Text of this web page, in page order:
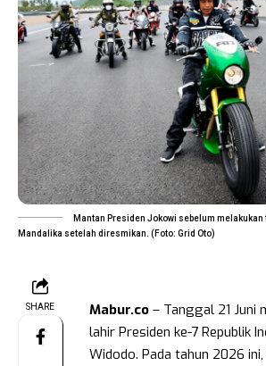
Mantan Presiden Jokowi sebelum
Mandalika setelah diresmikan. (Foto: Grid Oto)
SHARE Mabur.co – Tanggal 21 Juni
lahir Presiden ke-7 Republik
Widodo. Pada tahun 2026